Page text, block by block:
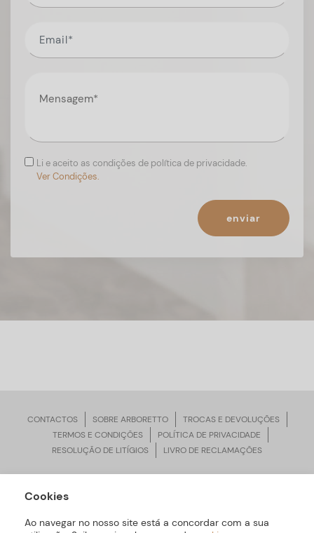
Li e aceito as condições de política de privacidade.
Ver Condições.
enviar
CONTACTOS SOBRE ARBORETTO
TROCAS E DEVOLUÇÕES
TERMOS E CONDIÇÕES
POLÍTICA DE PRIVACIDADE
RESOLUÇÃO DE LITÍGIOS
LIVRO DE RECLAMAÇÕES
ARBORETTO © Todos os Direitos Reservados | Desenvolvido por
Cookies
Ao navegar no nosso site está a concordar com a sua